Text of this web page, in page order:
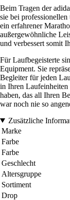
Beim Tragen der
sie bei
ein erfahrener
außergewöhnliche
und verbessert somit
Für Laufbegeisterte
Equipment. Sie
Begleiter für jeden
in Ihren
haben, das all Ihren
war noch nie so
Zusätzliche
Marke
Farbe
Farbe
Geschlecht
Altersgruppe
Sortiment
Drop